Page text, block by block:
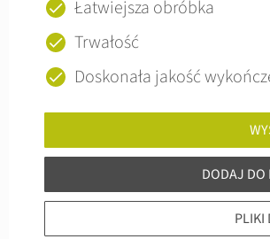
Łatwiejsza obróbka
Trwałość
Doskonała jakość
DODAJ DO
PLIKI